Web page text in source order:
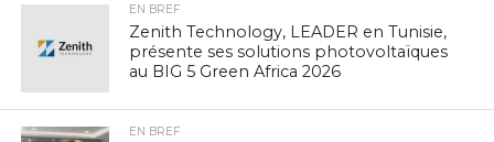
EN BREF
Zenith Technology, LEADER en Tunisie,
présente ses solutions photovoltaïques
au BIG 5 Green Africa 2026
EN BREF